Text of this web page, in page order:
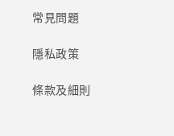
常見問題
隱私政策
條款及細則